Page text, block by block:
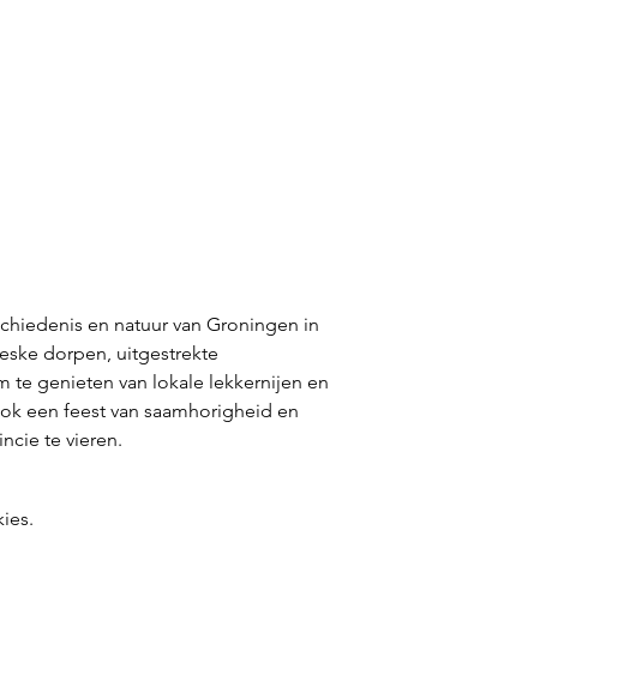
en natuur van Groningen in
dorpen, uitgestrekte
te genieten van lokale lekkernijen en
een feest van saamhorigheid en
te vieren.